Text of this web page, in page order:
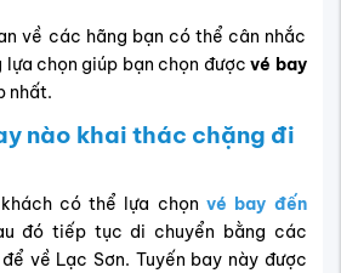
về các hãng bạn có thể cân nhắc
lựa chọn giúp bạn chọn đượcvé bay
nhất.
nào khai thác chặng đi
có thể lựa chọn vé bay đến
đó tiếp tục di chuyển bằng các
về Lạc Sơn. Tuyến bay này được